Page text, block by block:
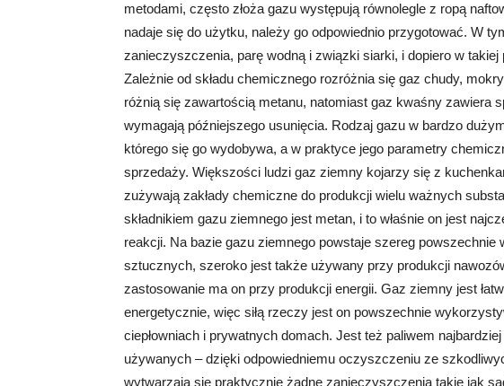
metodami, często złoża gazu występują równolegle z ropą
nadaje się do użytku, należy go odpowiednio przygotować. W
zanieczyszczenia, parę wodną i związki siarki, i dopiero w
Zależnie od składu chemicznego rozróżnia się gaz chudy,
różnią się zawartością metanu, natomiast gaz kwaśny zawiera
wymagają późniejszego usunięcia. Rodzaj gazu w bardzo
którego się go wydobywa, a w praktyce jego parametry
sprzedaży. Większości ludzi gaz ziemny kojarzy się z
zużywają zakłady chemiczne do produkcji wielu ważnych
składnikiem gazu ziemnego jest metan, i to właśnie on jest
reakcji. Na bazie gazu ziemnego powstaje szereg
sztucznych, szeroko jest także używany przy produkcji
zastosowanie ma on przy produkcji energii. Gaz ziemny jest
energetycznie, więc siłą rzeczy jest on powszechnie
ciepłowniach i prywatnych domach. Jest też paliwem
używanych – dzięki odpowiedniemu oczyszczeniu ze
wytwarzają się praktycznie żadne zanieczyszczenia takie jak